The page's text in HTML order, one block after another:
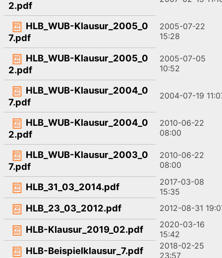
2.pdf
HLB_WUB-Klausur_2005_0
7.pdf
2005-07-22
15:28
HLB_WUB-Klausur_2005_0
2.pdf
2005-07-05
10:52
HLB_WUB-Klausur_2004_0
7.pdf
2004-07-19
HLB_WUB-Klausur_2004_0
2.pdf
2010-06-22
08:00
HLB_WUB-Klausur_2003_0
7.pdf
2010-06-22
08:00
HLB_31_03_2014.pdf
2017-03-08
15:35
HLB_23_03_2012.pdf 2012-08-31
HLB-Klausur_2019_02.pdf
2020-03-16
15:42
HLB-Beispielklausur_7.pdf
2018-02-25
23:57